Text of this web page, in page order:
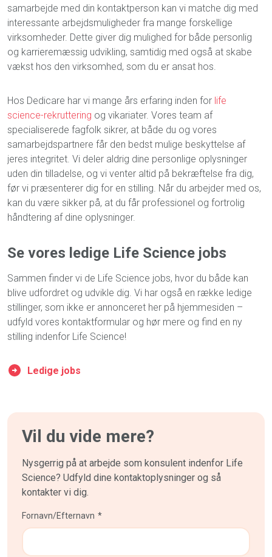
samarbejde med din kontaktperson kan vi matche dig med
interessante arbejdsmuligheder fra mange forskellige
virksomheder. Dette giver dig mulighed for både personlig
og karrieremæssig udvikling, samtidig med også at skabe
vækst hos den virksomhed, som du er ansat hos.
Hos Dedicare har vi mange års erfaring inden for life
science-rekruttering og vikariater. Vores team af
specialiserede fagfolk sikrer, at både du og vores
samarbejdspartnere får den bedst mulige beskyttelse af
jeres integritet. Vi deler aldrig dine personlige oplysninger
uden din tilladelse, og vi venter altid på bekræftelse fra dig,
før vi præsenterer dig for en stilling. Når du arbejder med os,
kan du være sikker på, at du får professionel og fortrolig
håndtering af dine oplysninger.
Se vores ledige Life Science jobs
Sammen finder vi de Life Science jobs, hvor du både kan
blive udfordret og udvikle dig. Vi har også en række ledige
stillinger, som ikke er annonceret her på hjemmesiden –
udfyld vores kontaktformular og hør mere og find en ny
stilling indenfor Life Science!
Ledige jobs
Vil du vide mere?
Nysgerrig på at arbejde som konsulent indenfor Life
Science? Udfyld dine kontaktoplysninger og så
kontakter vi dig.
Fornavn/Efternavn